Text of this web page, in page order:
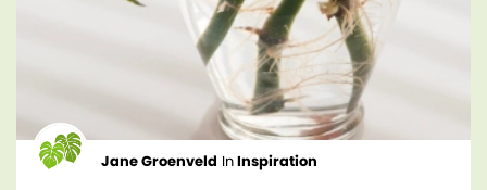
Jane Groenveld InInspiration